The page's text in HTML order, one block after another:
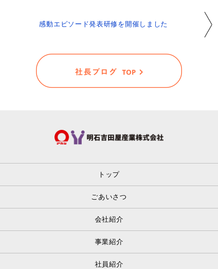
感動エピソード発表研修を開催しました
トップ
ごあいさつ
会社紹介
事業紹介
社員紹介